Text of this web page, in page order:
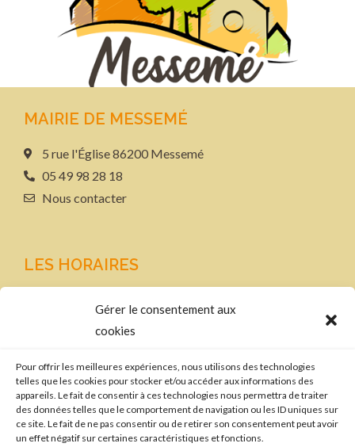
Gérer le consentement aux
cookies
Pour offrir les meilleures expériences, nous utilisons des technologies
telles que les cookies pour stocker et/ou accéder aux informations des
appareils. Le fait de consentir à ces technologies nous permettra de traiter
des données telles que le comportement de navigation ou les ID uniques sur
ce site. Le fait de ne pas consentir ou de retirer son consentement peut avoir
un effet négatif sur certaines caractéristiques et fonctions.
MAIRIE DE MESSEMÉ
5 rue l'Église 86200 Messemé
05 49 98 28 18
Nous contacter
LES HORAIRES
Plan de site
Mentions légales
Politique de confidentialité